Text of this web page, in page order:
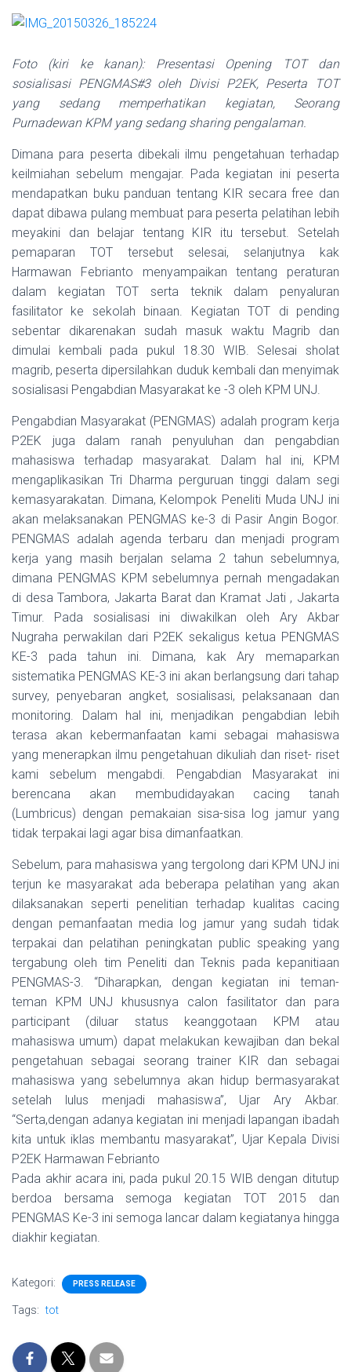
Foto (kiri ke kanan): Presentasi Opening TOT dan
sosialisasi PENGMAS#3 oleh Divisi P2EK, Peserta TOT
yang sedang memperhatikan kegiatan, Seorang
Purnadewan KPM yang sedang sharing pengalaman.
Dimana para peserta dibekali ilmu pengetahuan terhadap
keilmiahan sebelum mengajar. Pada kegiatan ini peserta
mendapatkan buku panduan tentang KIR secara free dan
dapat dibawa pulang membuat para peserta pelatihan lebih
meyakini dan belajar tentang KIR itu tersebut. Setelah
pemaparan TOT tersebut selesai, selanjutnya kak
Harmawan Febrianto menyampaikan tentang peraturan
dalam kegiatan TOT serta teknik dalam penyaluran
fasilitator ke sekolah binaan. Kegiatan TOT di pending
sebentar dikarenakan sudah masuk waktu Magrib dan
dimulai kembali pada pukul 18.30 WIB. Selesai sholat
magrib, peserta dipersilahkan duduk kembali dan menyimak
sosialisasi Pengabdian Masyarakat ke -3 oleh KPM UNJ.
Pengabdian Masyarakat (PENGMAS) adalah program kerja
P2EK juga dalam ranah penyuluhan dan pengabdian
mahasiswa terhadap masyarakat. Dalam hal ini, KPM
mengaplikasikan Tri Dharma perguruan tinggi dalam segi
kemasyarakatan. Dimana, Kelompok Peneliti Muda UNJ ini
akan melaksanakan PENGMAS ke-3 di Pasir Angin Bogor.
PENGMAS adalah agenda terbaru dan menjadi program
kerja yang masih berjalan selama 2 tahun sebelumnya,
dimana PENGMAS KPM sebelumnya pernah mengadakan
di desa Tambora, Jakarta Barat dan Kramat Jati , Jakarta
Timur. Pada sosialisasi ini diwakilkan oleh Ary Akbar
Nugraha perwakilan dari P2EK sekaligus ketua PENGMAS
KE-3 pada tahun ini. Dimana, kak Ary memaparkan
sistematika PENGMAS KE-3 ini akan berlangsung dari tahap
survey, penyebaran angket, sosialisasi, pelaksanaan dan
monitoring. Dalam hal ini, menjadikan pengabdian lebih
terasa akan kebermanfaatan kami sebagai mahasiswa
yang menerapkan ilmu pengetahuan dikuliah dan riset- riset
kami sebelum mengabdi. Pengabdian Masyarakat ini
berencana akan membudidayakan cacing tanah
(Lumbricus) dengan pemakaian sisa-sisa log jamur yang
tidak terpakai lagi agar bisa dimanfaatkan.
Sebelum, para mahasiswa yang tergolong dari KPM UNJ ini
terjun ke masyarakat ada beberapa pelatihan yang akan
dilaksanakan seperti penelitian terhadap kualitas cacing
dengan pemanfaatan media log jamur yang sudah tidak
terpakai dan pelatihan peningkatan public speaking yang
tergabung oleh tim Peneliti dan Teknis pada kepanitiaan
PENGMAS-3. “Diharapkan, dengan kegiatan ini teman-
teman KPM UNJ khususnya calon fasilitator dan para
participant (diluar status keanggotaan KPM atau
mahasiswa umum) dapat melakukan kewajiban dan bekal
pengetahuan sebagai seorang trainer KIR dan sebagai
mahasiswa yang sebelumnya akan hidup bermasyarakat
setelah lulus menjadi mahasiswa”, Ujar Ary Akbar.
“Serta,dengan adanya kegiatan ini menjadi lapangan ibadah
kita untuk iklas membantu masyarakat”, Ujar Kepala Divisi
P2EK Harmawan Febrianto
Pada akhir acara ini, pada pukul 20.15 WIB dengan ditutup
berdoa bersama semoga kegiatan TOT 2015 dan
PENGMAS Ke-3 ini semoga lancar dalam kegiatanya hingga
diakhir kegiatan.
Kategori: PRESS RELEASE
Tags: tot